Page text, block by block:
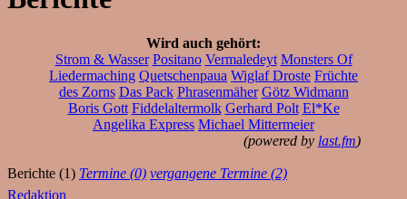
Wird auch gehört:
Strom & Wasser Positano Vermaledeyt Monsters Of
Liedermaching Quetschenpaua Wiglaf Droste Früchte
des Zorns Das Pack Phrasenmäher Götz Widmann
Boris Gott Fiddelaltermolk Gerhard Polt El*Ke
Angelika Express Michael Mittermeier
(powered by last.fm)
Berichte (1) Termine (0) vergangene Termine (2)
Redaktion